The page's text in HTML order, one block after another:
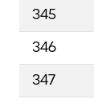
345
346
347